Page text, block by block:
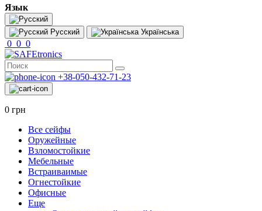
Язык
Русский Українська
0 0 0
+38-050-432-71-23
0 грн
Все сейфы
Оружейные
Взломостойкие
Мебельные
Встраиваимые
Огнестойкие
Офисные
Еще